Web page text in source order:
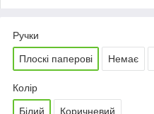
Ручки
Плоскі паперові Немає
Колір
Білий Коричневий